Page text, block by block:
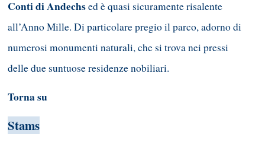
Conti di Andechsed è quasi sicuramente risalente
all’Anno Mille. Di particolare pregio il parco, adorno di
numerosi monumenti naturali, che si trova nei pressi
delle due suntuose residenze nobiliari.
Torna su
Stams